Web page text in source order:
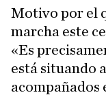
Motivo por el
marcha este
«Es
está situando
acompañados